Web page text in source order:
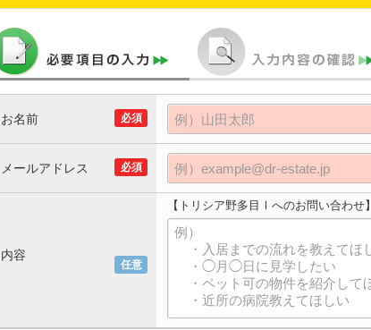
必須
お名前
必須
メールアドレス
任意
内容
【トリシア野多目Ⅰへのお問い合わせ】